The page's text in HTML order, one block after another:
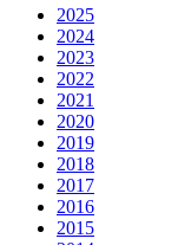
2025
2024
2023
2022
2021
2020
2019
2018
2017
2016
2015